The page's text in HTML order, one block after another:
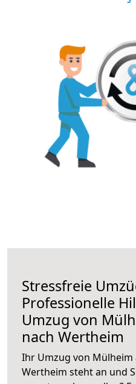
Stressfreie
Professionelle
Umzug von
nach Wertheim
Ihr Umzug von Mülheim
Wertheim steht an und